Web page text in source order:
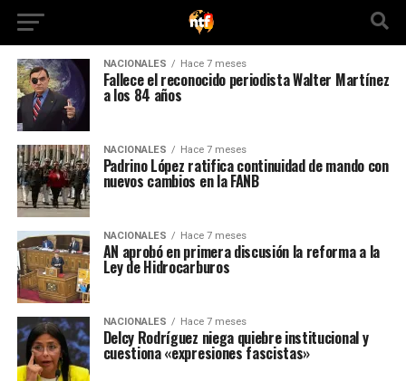
NACIONALES Hace 7 meses
Fallece el reconocido periodista Walter Martínez
a los 84 años
NACIONALES Hace 7 meses
Padrino López ratifica continuidad de mando con
nuevos cambios en la FANB
NACIONALES Hace 7 meses
AN aprobó en primera discusión la reforma a la
Ley de Hidrocarburos
NACIONALES Hace 7 meses
Delcy Rodríguez niega quiebre institucional y
cuestiona «expresiones fascistas»